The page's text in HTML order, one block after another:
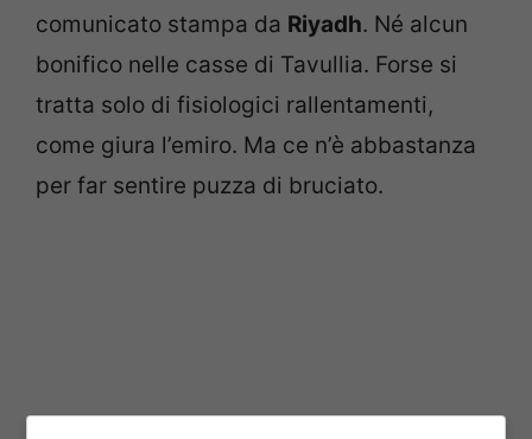
comunicato stampa da Riyadh. Né alcun
bonifico nelle casse di Tavullia. Forse si
tratta solo di fisiologici rallentamenti,
come giura l’emiro. Ma ce n’è abbastanza
per far sentire puzza di bruciato.